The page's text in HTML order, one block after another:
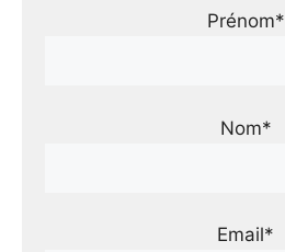
Prénom*
Nom*
Email*